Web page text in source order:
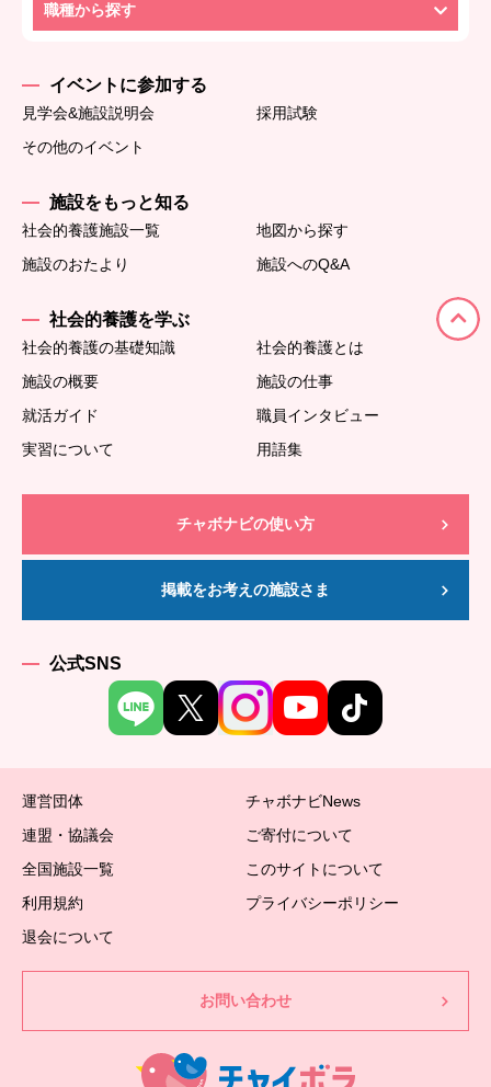
職種から探す
イベントに参加する
見学会&施設説明会
採用試験
その他のイベント
施設をもっと知る
社会的養護施設一覧
地図から探す
施設のおたより
施設へのQ&A
社会的養護を学ぶ
社会的養護の基礎知識
社会的養護とは
施設の概要
施設の仕事
就活ガイド
職員インタビュー
実習について
用語集
チャボナビの使い方
掲載をお考えの施設さま
公式SNS
運営団体
チャボナビNews
連盟・協議会
ご寄付について
全国施設一覧
このサイトについて
利用規約
プライバシーポリシー
退会について
お問い合わせ